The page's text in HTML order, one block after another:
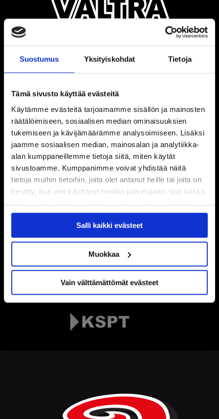
Suostumus Yksityiskohdat Tietoja
Tämä sivusto käyttää evästeitä
Käytämme evästeitä tarjoamamme sisällön ja mainosten
räätälöimiseen, sosiaalisen median ominaisuuksien
tukemiseen ja kävijämäärämme analysoimiseen. Lisäksi
jaamme sosiaalisen median, mainosalan ja analytiikka-
alan kumppaneillemme tietoja siitä, miten käytät
sivustoamme. Kumppanimme voivat yhdistää näitä
tietoja muihin tietoihin, joita olet antanut heille tai joita on
kerätty, kun olet käyttänyt heidän palvelujaan. Voit koska
tahansa kumota tai muuttaa suostumustasi evästeiden
käytöstäEvästeet-sivultamme.
Salli kaikki evästeet
Muokkaa
Vain välttämättömät evästeet